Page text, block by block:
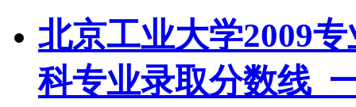
北京工业大学2009
科专业录取分数线_